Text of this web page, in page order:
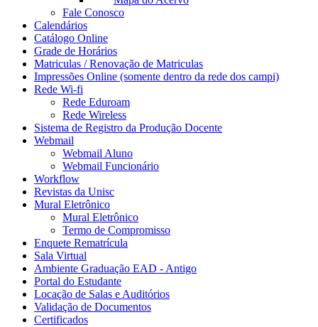
Fale Conosco
Calendários
Catálogo Online
Grade de Horários
Matriculas / Renovação de Matriculas
Impressões Online (somente dentro da rede dos campi)
Rede Wi-fi
Rede Eduroam
Rede Wireless
Sistema de Registro da Produção Docente
Webmail
Webmail Aluno
Webmail Funcionário
Workflow
Revistas da Unisc
Mural Eletrônico
Mural Eletrônico
Termo de Compromisso
Enquete Rematrícula
Sala Virtual
Ambiente Graduação EAD - Antigo
Portal do Estudante
Locação de Salas e Auditórios
Validação de Documentos
Certificados